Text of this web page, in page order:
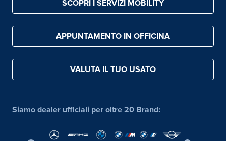
SCOPRI I SERVIZI MOBILITY
APPUNTAMENTO IN OFFICINA
VALUTA IL TUO USATO
Siamo dealer ufficiali per oltre 20 Brand: